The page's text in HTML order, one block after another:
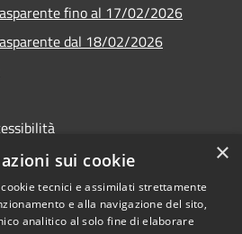
fino al 17/02/2026
dal 18/02/2026
×
sui cookie
tecnici e assimilati strettamente
e alla navigazione del sito,
analitico al solo fine di elaborare